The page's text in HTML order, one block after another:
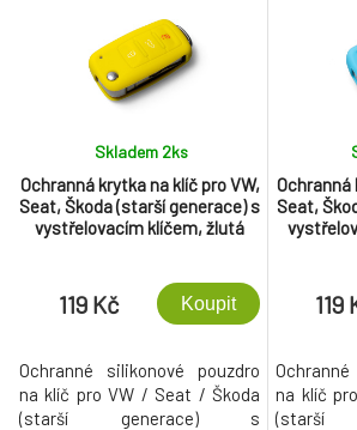
Ochranná krytka na klíč pro VW,
Seat, Škoda (starší generace) s
vystřelovacím klíčem, žlutá
Skladem 2ks
119 Kč Koupit
Ochranné silikonové pouzdro
na klíč pro VW / Seat / Škoda
(starší generace) s
Ochranná
Seat,
119
na klíč